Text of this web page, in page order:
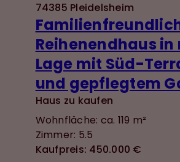
74385 Pleidelsheim
Reihenendhaus
Lage mit Süd-
und gepflegtem
Haus zu kaufen
Wohnfläche: ca. 119 m²
Zimmer: 5.5
Kaufpreis: 450.000 €